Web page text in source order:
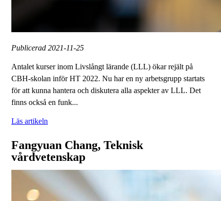
Publicerad 2021-11-25
Antalet kurser inom Livslångt lärande (LLL) ökar rejält på
CBH-skolan inför HT 2022. Nu har en ny arbetsgrupp startats
för att kunna hantera och diskutera alla aspekter av LLL. Det
finns också en funk...
Läs artikeln
Fangyuan Chang, Teknisk
vårdvetenskap